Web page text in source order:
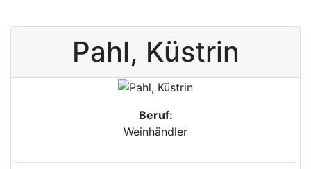
Pahl, Küstrin
Beruf:
Weinhändler